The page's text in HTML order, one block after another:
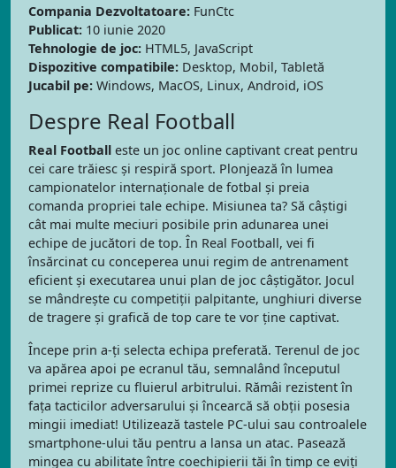
Compania Dezvoltatoare: FunCtc
Publicat: 10 iunie 2020
Tehnologie de joc: HTML5, JavaScript
Dispozitive compatibile: Desktop, Mobil, Tabletă
Jucabil pe: Windows, MacOS, Linux, Android, iOS
Despre Real Football
Real Football este un joc online captivant creat pentru
cei care trăiesc și respiră sport. Plonjează în lumea
campionatelor internaționale de fotbal și preia
comanda propriei tale echipe. Misiunea ta? Să câștigi
cât mai multe meciuri posibile prin adunarea unei
echipe de jucători de top. În Real Football, vei fi
însărcinat cu conceperea unui regim de antrenament
eficient și executarea unui plan de joc câștigător. Jocul
se mândrește cu competiții palpitante, unghiuri diverse
de tragere și grafică de top care te vor ține captivat.
Începe prin a-ți selecta echipa preferată. Terenul de joc
va apărea apoi pe ecranul tău, semnalând începutul
primei reprize cu fluierul arbitrului. Rămâi rezistent în
fața tacticilor adversarului și încearcă să obții posesia
mingii imediat! Utilizează tastele PC-ului sau controalele
smartphone-ului tău pentru a lansa un atac. Pasează
mingea cu abilitate între coechipierii tăi în timp ce eviți